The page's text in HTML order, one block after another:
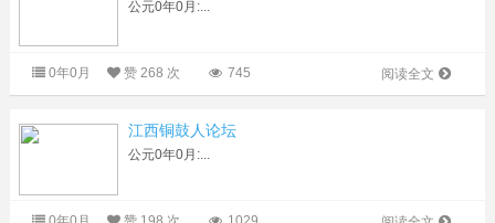
公元0年0月:...
阅读全文
0年0月 赞 268 次 745
江西铜鼓人论坛
公元0年0月:...